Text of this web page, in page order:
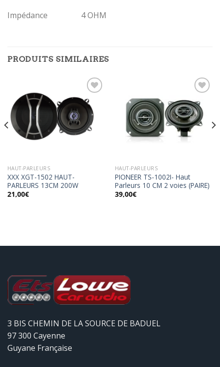
Impédance 4 OHM
PRODUITS SIMILAIRES
Ajouter
à la
wishlist
HAUT-PARLEURS
XXX XGT-1502 HAUT-
PARLEURS 13CM 200W
21,00€
Ajouter
à la
wishlist
HAUT-PARLEURS
PIONEER TS-1002I- Haut
Parleurs 10 CM 2 voies (PAIRE)
39,00€
3 BIS CHEMIN DE LA SOURCE DE BADUEL
97 300 Cayenne
Guyane Française